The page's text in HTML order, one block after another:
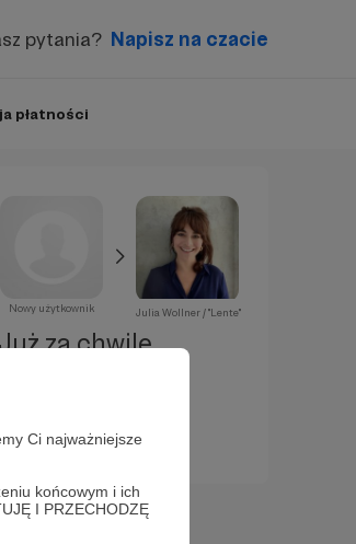
Ci najważniejsze
końcowym i ich
I PRZECHODZĘ
pytania? Napisz na czacie
płatności
Nowy użytkownik Julia Wollner / "Lente"
za chwilę